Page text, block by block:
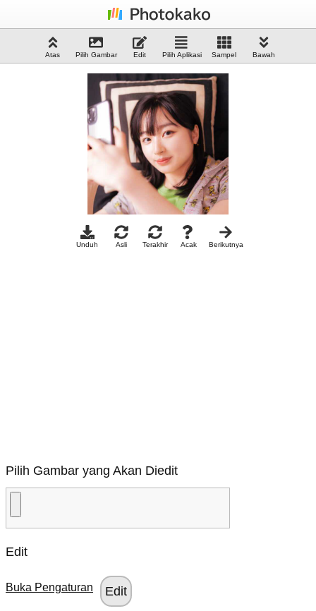
Atas Pilih Gambar Edit Pilih Aplikasi Sampel Bawah
Unduh Asli Terakhir Acak Berikutnya
Pilih Gambar yang Akan Diedit
Edit
Buka Pengaturan